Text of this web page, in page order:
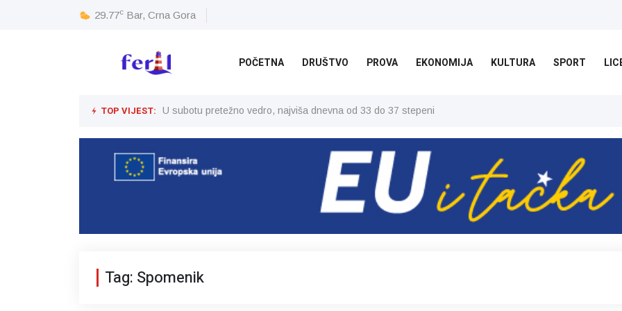
29.77c Bar, Crna Gora
POČETNA DRUŠTVO PROVA EKONOMIJA KULTURA SPORT
TOP VIJEST: U subotu pretežno vedro, najviša dnevna od 33 do 37 stepeni
Tag: Spomenik